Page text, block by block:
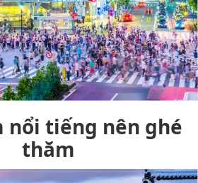
nổi tiếng nên ghé
thăm